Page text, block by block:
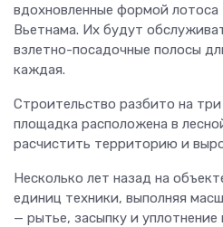
вдохновленные формой лотоса
Вьетнама. Их будут
взлетно-посадочные полосы
каждая.
Строительство разбито на
площадка расположена в
расчистить территорию и
Несколько лет назад на
единиц техники, выполняя
— рытье, засыпку и уплотнение